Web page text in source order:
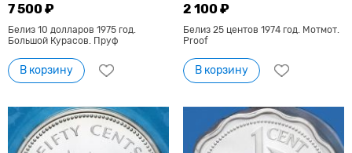
7 500 ₽
Белиз 10 долларов 1975 год.
Большой Курасов. Пруф
В корзину
2 100 ₽
Белиз 25 центов 1974 год. Мотмот.
Proof
В корзину